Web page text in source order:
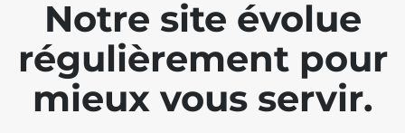
Notre site évolue
régulièrement pour
mieux vous servir.